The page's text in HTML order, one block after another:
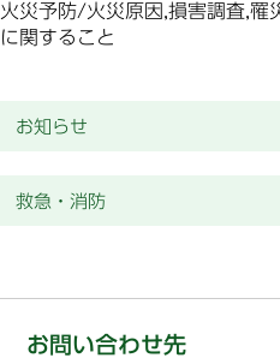
火災予防/火災原因,損害調査,
に関すること
お知らせ
救急・消防
お問い合わせ先